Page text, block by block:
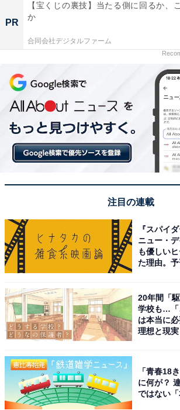
View this post on
2位には、『再会～Silent Truth～』（テ
主演を務める竹内涼真さんが選ばれま
は、2025年放送の主演ドラマ『じゃあ
みろよ』（TBS系）が大ヒットを記録。
Truth～』では、どんな演技を見せてく
まっています。
今作で演じるのは、誰にも言えない秘密
PR
【宝くじの裏技】当たる側に回るか、
か
合同会社デジタルファーム
注目の連載
『スパイ
ニュー・
も優しい
た理由。
20年間「
学校も…「
は本当に
理想と現実
「青春18
に何が？
ではない「